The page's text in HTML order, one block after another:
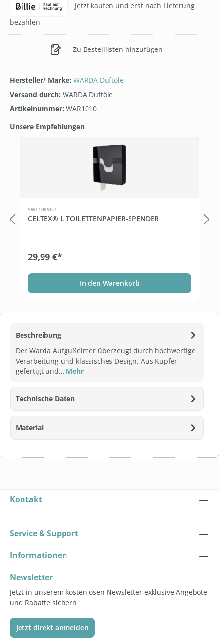
Beschreibung
Der Warda Aufgußeimer überzeugt durch hochwertige
Verarbeitung und klassisches Design. Aus Kupfer
gefertigt und… Mehr
Technische Daten
Material
Jetzt kaufen und erst nach Lieferung
bezahlen
Zu Bestelllisten hinzufügen
Hersteller/ Marke: WARDA Duftöle
Versand durch: WARDA Duftöle
Artikelnummer: WAR1010
Unsere Empfehlungen
SW110890.1
CELTEX® L TOILETTENPAPIER-SPENDER
29,99 €*
In den Warenkorb
Kontakt
Service & Support
Informationen
Newsletter
Jetzt in unserem kostenlosen Newsletter exklusive Angebote
und Rabatte sichern
Jetzt direkt anmelden